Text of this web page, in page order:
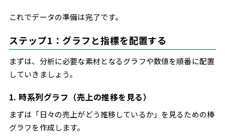
これでデータの準備は完了です。
ステップ1：グラフと指標を配置する
まずは、分析に必要な素材となるグラフや数値を順番に配置
していきましょう。
1. 時系列グラフ（売上の推移を見る）
まずは「日々の売上がどう推移しているか」を見るための棒
グラフを作成します。